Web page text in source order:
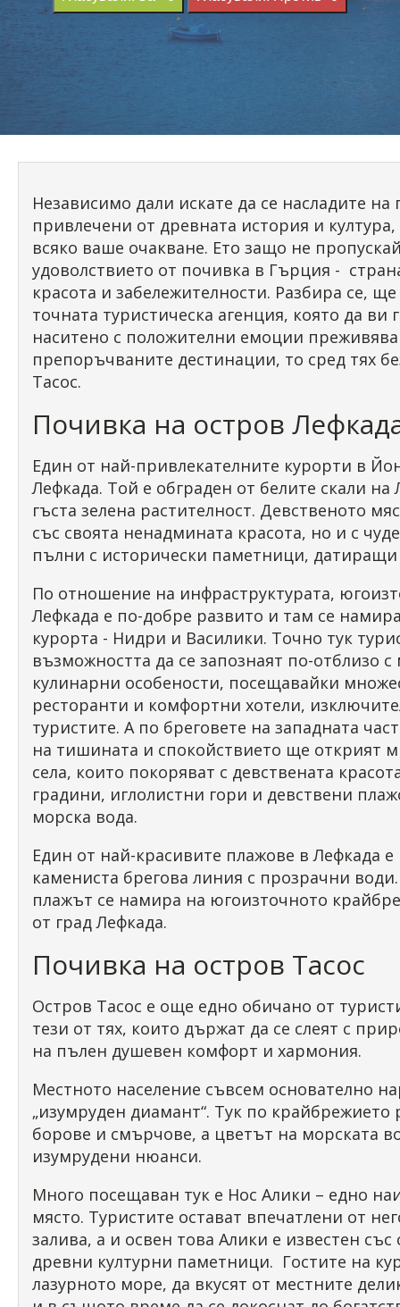
Независимо дали искате да се насладите на
привлечени от древната история и
всяко ваше очакване. Ето защо не
удоволствието от почивка в Гърция -
красота и забележителности. Разбира се,
точната туристическа агенция, която да ви
наситено с положителни емоции
препоръчваните дестинации, то сред тях
Тасос.
Почивка на остров
Един от най-привлекателните курорти в
Лефкада. Той е обграден от белите скали на
гъста зелена растителност. Девственото
със своята ненадмината красота, но и с
пълни с исторически паметници, датиращи
По отношение на инфраструктурата,
Лефкада е по-добре развито и там се
курорта - Нидри и Василики. Точно тук
възможността да се запознаят по-отблизо с
кулинарни особености, посещавайки
ресторанти и комфортни хотели,
туристите. А по бреговете на западната
на тишината и спокойствието ще открият
села, които покоряват с девствената
градини, иглолистни гори и девствени
морска вода.
Един от най-красивите плажове в Лефкада
камениста брегова линия с прозрачни
плажът се намира на югоизточното
от град Лефкада.
Почивка на остров Тасос
Остров Тасос е още едно обичано от
тези от тях, които държат да се слеят с
на пълен душевен комфорт и хармония.
Местното население съвсем основателно
„изумруден диамант“. Тук по крайбрежието
борове и смърчове, а цветът на морската
изумрудени нюанси.
Много посещаван тук е Нос Алики – едно
място. Туристите остават впечатлени от
залива, а и освен това Алики е известен със
древни културни паметници. Гостите на
лазурното море, да вкусят от местните